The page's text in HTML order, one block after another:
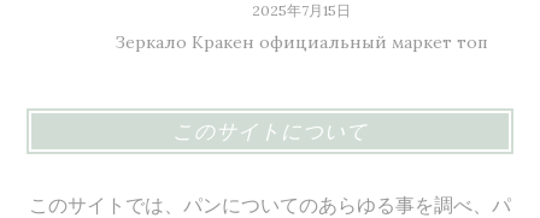
2025年7月15日
Зеркало Кракен официальный маркет топ
このサイトについて
このサイトでは、パンについてのあらゆる事を調べ、パ